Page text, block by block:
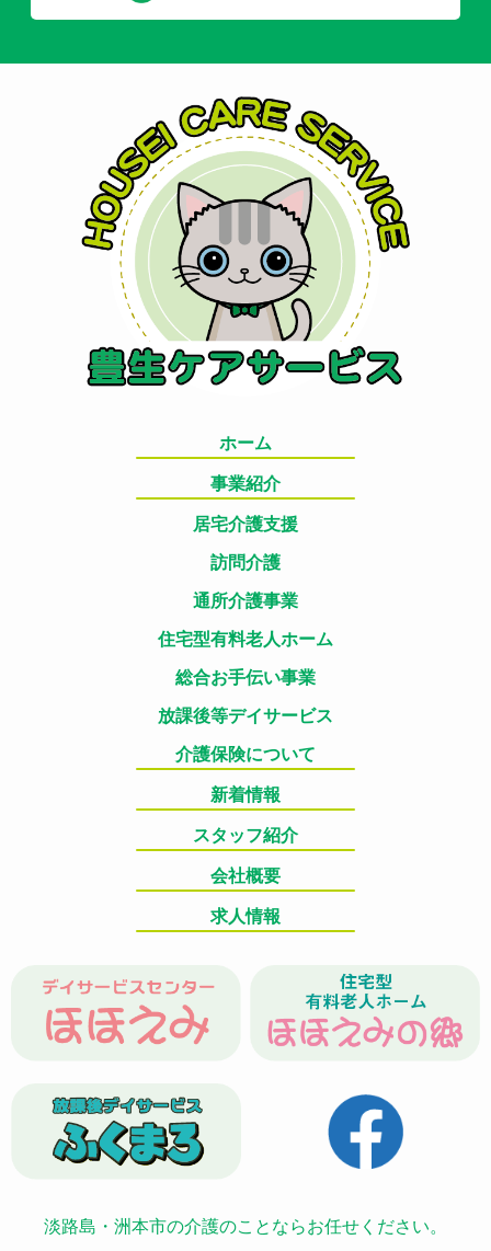
ホーム
事業紹介
居宅介護支援
訪問介護
通所介護事業
住宅型有料老人ホーム
総合お手伝い事業
放課後等デイサービス
介護保険について
新着情報
スタッフ紹介
会社概要
求人情報
淡路島・洲本市の介護のことならお任せください。